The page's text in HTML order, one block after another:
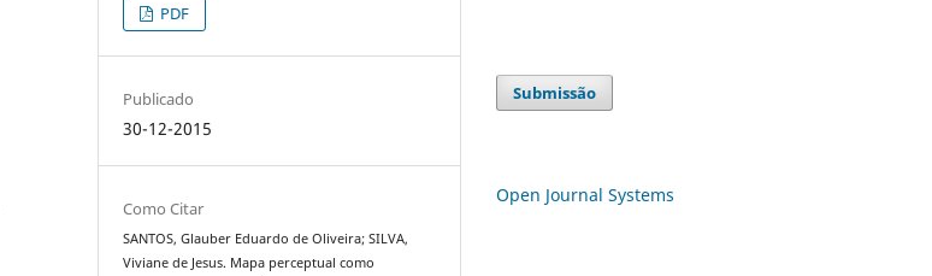
PDF
Publicado
30-12-2015
Como Citar
SANTOS, Glauber Eduardo de Oliveira; SILVA,
Viviane de Jesus. Mapa perceptual como
Submissão
Open Journal Systems